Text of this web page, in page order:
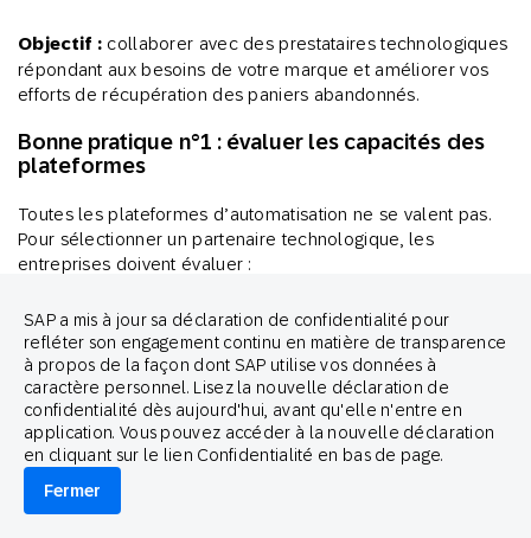
Objectif : collaborer avec des prestataires technologiques
répondant aux besoins de votre marque et améliorer vos
efforts de récupération des paniers abandonnés.
Bonne pratique n°1 : évaluer les capacités des
plateformes
Toutes les plateformes d’automatisation ne se valent pas.
Pour sélectionner un partenaire technologique, les
entreprises doivent évaluer :
La flexibilité de l’intégration– La plateforme se
connecte-t-elle parfaitement à vos outils d’e-
commerce, CRM et d’analyse existants ?
Les capacités de personnalisation et d’IA– Peut-
elle segmenter les audiences et adapter les messages
sur la base des données comportementales ?
L’automatisation et l’évolutivité – Prend-elle en
charge les flux d’emails déclenchés et la segmentation
avancée pour améliorer l’efficacité ?
SAP a mis à jour sa déclaration de confidentialité pour
refléter son engagement continu en matière de transparence
à propos de la façon dont SAP utilise vos données à
caractère personnel. Lisez la nouvelle déclaration de
confidentialité dès aujourd'hui, avant qu'elle n'entre en
application. Vous pouvez accéder à la nouvelle déclaration
en cliquant sur le lien Confidentialité en bas de page.
Fermer